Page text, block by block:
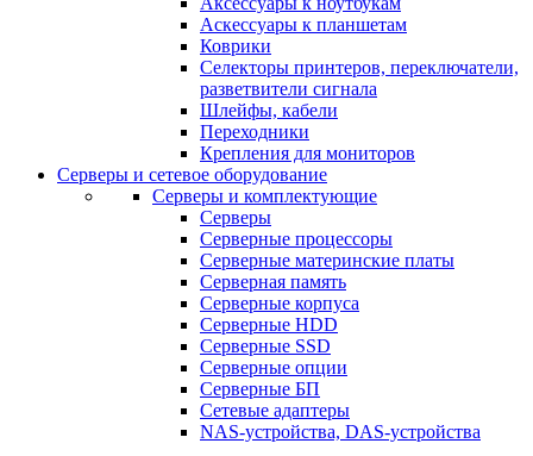
Аскессуары к планшетам
Коврики
Селекторы принтеров, переключатели,
разветвители сигнала
Шлейфы, кабели
Переходники
Крепления для мониторов
Серверы и сетевое оборудование
Серверы и комплектующие
Серверы
Серверные процессоры
Серверные материнские платы
Серверная память
Серверные корпуса
Серверные HDD
Серверные SSD
Серверные опции
Серверные БП
Сетевые адаптеры
NAS-устройства, DAS-устройства